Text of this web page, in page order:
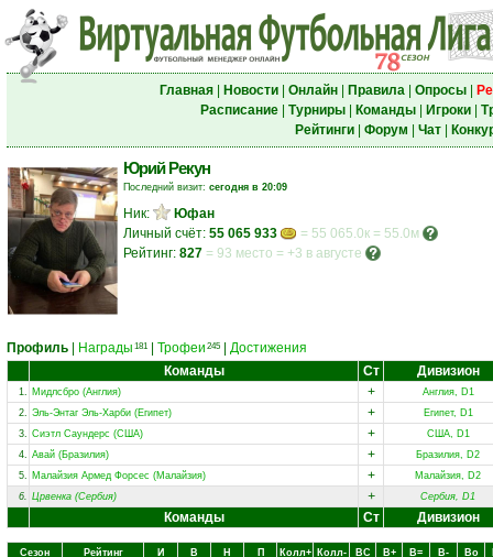
Главная| Новости| Онлайн| Правила| Опросы|
Расписание| Турниры| Команды| Игроки|
Рейтинги| Форум Чат|
Юрий Рекун
Последний визит: сегодня в 20:09
Ник:
Юфан
Личный счёт: 55 065 933
= 55 065.0к = 55.0м
Рейтинг: 827 = 93 место = +3 в августе
Профиль Награды 181 Трофеи 245
Достижения
Команды
Ст Дивизион
1. Мидлсбро (Англия) +
Англия, D1
2. Эль-Энтаг Эль-Харби (Египет) +
Египет, D1
3. Сиэтл Саундерс (США) +
США, D1
4. Авай (Бразилия) +
Бразилия, D2
5. Малайзия Армед Форсес (Малайзия) +
Малайзия, D2
6. Црвенка (Сербия) + Сербия, D1
Команды Ст Дивизион
Сезон Рейтинг И В Н П Колл+ Колл- ВC В+ В= В- Вo